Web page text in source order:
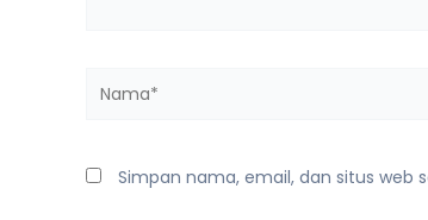
Nama*
Simpan nama, email, dan situs web